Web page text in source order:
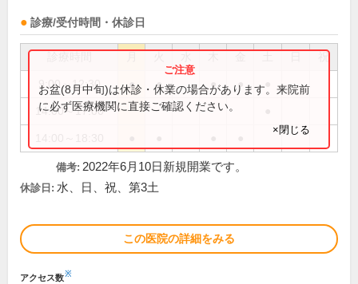
診療/受付時間・休診日
祝
9:00～12:30 ● ● ● ●
14:00～17:00
お盆(8月中旬)は休診・休業の場合があります。来院前
に必ず医療機関に直接ご確認ください。
×閉じる
備考: 2022年6月10日新規開業です。
休診日: 水、日、祝、第3土
この医院の詳細をみる
アクセス数※